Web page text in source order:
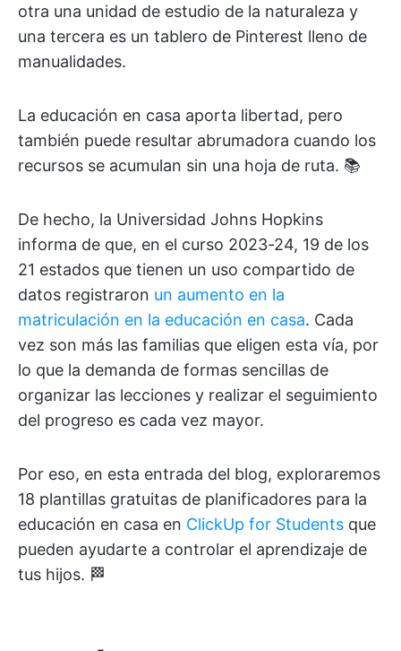
otra una unidad de estudio de la naturaleza y
una tercera es un tablero de Pinterest lleno de
manualidades.
La educación en casa aporta libertad, pero
también puede resultar abrumadora cuando los
recursos se acumulan sin una hoja de ruta. 📚
De hecho, la Universidad Johns Hopkins
informa de que, en el curso 2023-24, 19 de los
21 estados que tienen un uso compartido de
datos registraron un aumento en la
matriculación en la educación en casa. Cada
vez son más las familias que eligen esta vía, por
lo que la demanda de formas sencillas de
organizar las lecciones y realizar el seguimiento
del progreso es cada vez mayor.
Por eso, en esta entrada del blog, exploraremos
18 plantillas gratuitas de planificadores para la
educación en casa en ClickUp for Students que
pueden ayudarte a controlar el aprendizaje de
tus hijos. 🏁